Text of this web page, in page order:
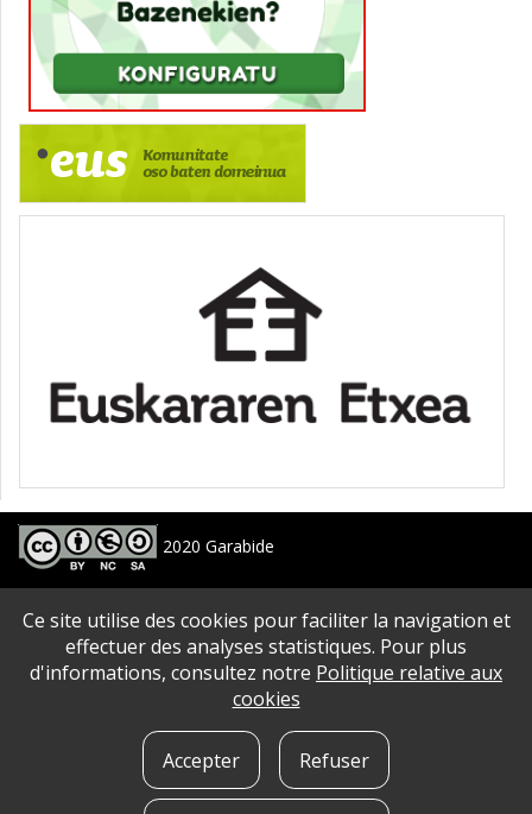
2020 Garabide
688 63 24 33 / 943 250 397
garabide[arroba]garabide[puntu]eus
PLAN DU SITE | ACCESSIBILITé | AVERTISSEMENT | POLITIQUE DE CONFIDENTIALITé |
Ce site utilise des cookies pour faciliter la navigation et
effectuer des analyses statistiques. Pour plus
d'informations, consultez notre Politique relative aux
cookies
Accepter Refuser